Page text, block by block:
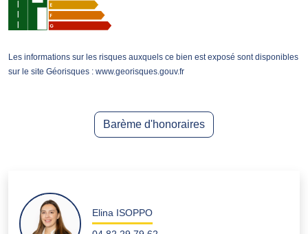
Les informations sur les risques auxquels ce bien est exposé sont disponibles
sur le site Géorisques : www.georisques.gouv.fr
Barème d'honoraires
Elina ISOPPO